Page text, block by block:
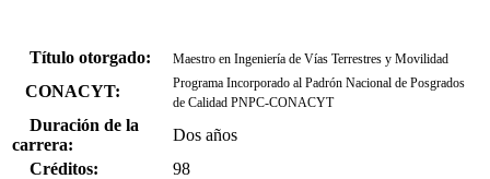
Título otorgado: Maestro en Ingeniería de Vías Terrestres y Movilidad
CONACYT:
Programa Incorporado al Padrón Nacional de Posgrados
de Calidad PNPC-CONACYT
Duración de la
carrera:
Dos años
Créditos:
98